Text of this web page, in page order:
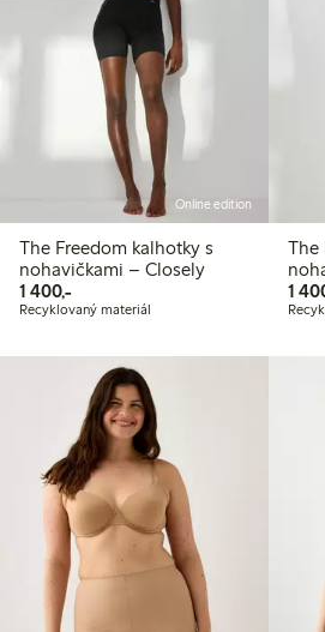
Online edition
The Freedom kalhotky s
nohavičkami – Closely
1 400,-1 400,00 Kč
Recyklovaný materiál
The
1